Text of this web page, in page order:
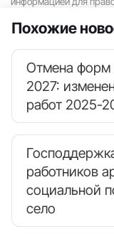
Похожие
Отмена форм
2027:
работ 2025-
работников
социальной
село